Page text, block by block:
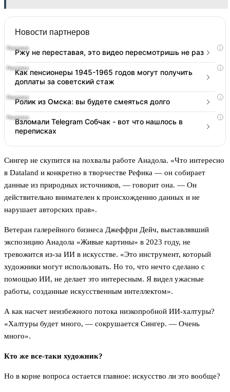
Новости партнеров
i
Ржу не переставая, это видео пересмотришь не раз
i
Как пенсионеры 1945-1965 годов могут получить
доплаты за советский стаж
i
Ролик из Омска: вы будете смеяться долго
i
Взломали Telegram Собчак - вот что нашлось в
переписках
Сингер не скупится на похвалы работе Анадола. «Что интересно
в Dataland и конкретно в творчестве Рефика — он собирает
данные из природных источников, — говорит она. — Он
действительно внимателен к происхождению данных и не
нарушает авторских прав».
Ветеран галерейного бизнеса Джеффри Дейч, выставлявший
экспозицию Анадола «Живые картины» в 2023 году, не
тревожится из-за ИИ в искусстве. «Это инструмент, который
художники могут использовать. Но то, что нечто сделано с
помощью ИИ, не делает это интересным. Я видел ужасные
работы, созданные искусственным интеллектом».
А как насчет неизбежного потока низкопробной ИИ-халтуры?
«Халтуры будет много, — сокрушается Сингер. — Очень
много».
Кто же все-таки художник?
Но в корне вопроса остается главное: искусство ли это вообще?